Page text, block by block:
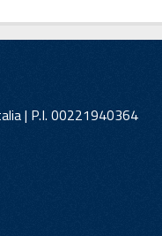
| P.I. 00221940364